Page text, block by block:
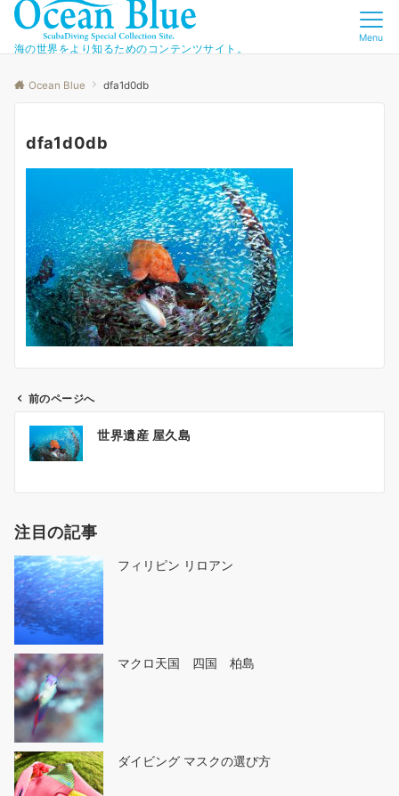
海の世界をより知るためのコンテンツサイト。
Menu
Ocean Blue dfa1d0db
dfa1d0db
ビ
ー
シ
ョ
ン
前のページへ
世界遺産 屋久島
注目の記事
フィリピン リロアン
マクロ天国 四国 柏島
ダイビング マスクの選び方